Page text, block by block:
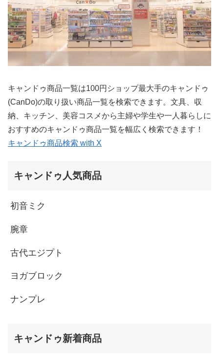
キャンドゥ商品一覧は100円ショップ最大手のキャンドゥ
(CanDo)の取り扱い商品一覧を検索できます。文具、収
納、キッチン、美容コスメから主婦や学生や一人暮らしに
おすすめのキャンドゥ商品一覧を幅広く検索できます！
キャンドゥ商品検索 with X
キャンドゥ人気商品
初音ミク
腕章
古代エジプト
ヨガブロック
ナンプレ
キャンドゥ新着商品